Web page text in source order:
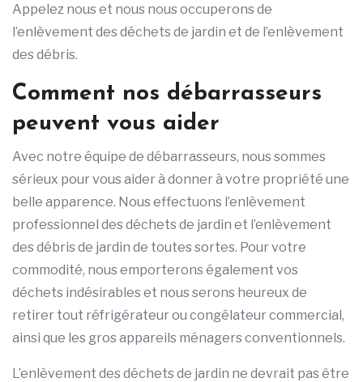
Appelez nous et nous nous occuperons de
l’enlèvement des déchets de jardin et de l’enlèvement
des débris.
Comment nos débarrasseurs
peuvent vous aider
Avec notre équipe de débarrasseurs, nous sommes
sérieux pour vous aider à donner à votre propriété une
belle apparence. Nous effectuons l’enlèvement
professionnel des déchets de jardin et l’enlèvement
des débris de jardin de toutes sortes. Pour votre
commodité, nous emporterons également vos
déchets indésirables et nous serons heureux de
retirer tout réfrigérateur ou congélateur commercial,
ainsi que les gros appareils ménagers conventionnels.
L’enlèvement des déchets de jardin ne devrait pas être